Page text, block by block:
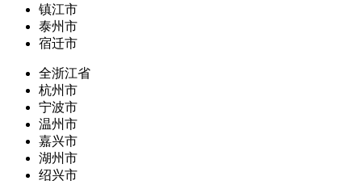
镇江市
泰州市
宿迁市
全浙江省
杭州市
宁波市
温州市
嘉兴市
湖州市
绍兴市